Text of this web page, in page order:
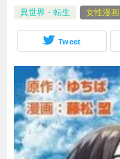
異世界・転生
女性漫画
Tweet